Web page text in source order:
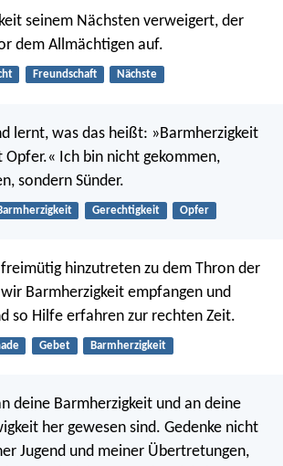
seinem Nächsten verweigert, der
dem Allmächtigen auf.
Freundschaft Nächste
lernt, was das heißt: »Barmherzigkeit
Ich bin nicht gekommen,
sondern Sünder.
Gerechtigkeit Opfer
hinzutreten zu dem Thron der
Barmherzigkeit empfangen und
so Hilfe erfahren zur rechten Zeit.
Gebet Barmherzigkeit
deine Barmherzigkeit und an deine
her gewesen sind. Gedenke nicht
Jugend und meiner Übertretungen,